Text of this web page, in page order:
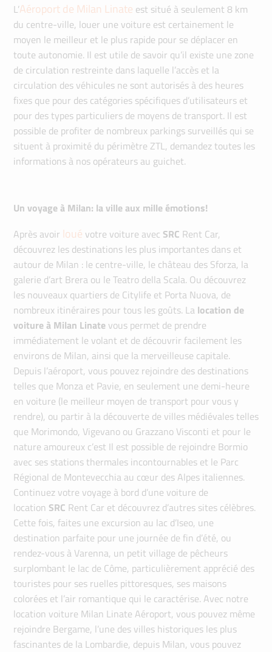
L’Aéroport de Milan Linate est situé à seulement 8 km
du centre-ville, louer une voiture est certainement le
moyen le meilleur et le plus rapide pour se déplacer en
toute autonomie. Il est utile de savoir qu’il existe une zone
de circulation restreinte dans laquelle l’accès et la
circulation des véhicules ne sont autorisés à des heures
fixes que pour des catégories spécifiques d’utilisateurs et
pour des types particuliers de moyens de transport. Il est
possible de profiter de nombreux parkings surveillés qui se
situent à proximité du périmètre ZTL, demandez toutes les
informations à nos opérateurs au guichet.
Un voyage à Milan: la ville aux mille émotions!
Après avoir loué votre voiture avec SRC Rent Car,
découvrez les destinations les plus importantes dans et
autour de Milan : le centre-ville, le château des Sforza, la
galerie d’art Brera ou le Teatro della Scala. Ou découvrez
les nouveaux quartiers de Citylife et Porta Nuova, de
nombreux itinéraires pour tous les goûts. La location de
voiture à Milan Linate vous permet de prendre
immédiatement le volant et de découvrir facilement les
environs de Milan, ainsi que la merveilleuse capitale.
Depuis l’aéroport, vous pouvez rejoindre des destinations
telles que Monza et Pavie, en seulement une demi-heure
en voiture (le meilleur moyen de transport pour vous y
rendre), ou partir à la découverte de villes médiévales telles
que Morimondo, Vigevano ou Grazzano Visconti et pour le
nature amoureux c’est Il est possible de rejoindre Bormio
avec ses stations thermales incontournables et le Parc
Régional de Montevecchia au cœur des Alpes italiennes.
Continuez votre voyage à bord d’une voiture de
location SRC Rent Car et découvrez d’autres sites célèbres.
Cette fois, faites une excursion au lac d’Iseo, une
destination parfaite pour une journée de fin d’été, ou
rendez-vous à Varenna, un petit village de pêcheurs
surplombant le lac de Côme, particulièrement apprécié des
touristes pour ses ruelles pittoresques, ses maisons
colorées et l’air romantique qui le caractérise. Avec notre
location voiture Milan Linate Aéroport, vous pouvez même
rejoindre Bergame, l’une des villes historiques les plus
fascinantes de la Lombardie, depuis Milan, vous pouvez